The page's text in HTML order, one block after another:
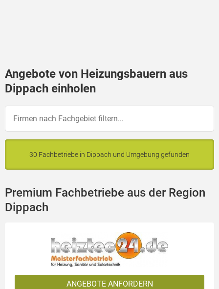
Angebote von Heizungsbauern aus
Dippach einholen
30 Fachbetriebe in Dippach und Umgebung gefunden
Premium Fachbetriebe aus der Region
Dippach
ANGEBOTE ANFORDERN